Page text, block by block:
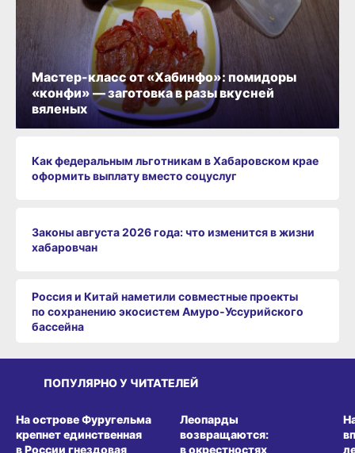
Как федеральным льготникам в Хабаровском крае
оформить выплату вместо соцуслуг
Законы августа 2026 года: что изменится в жизни
хабаровчан
Россия и Китай наметили совместные проекты
по сохранению экосистем Амуро‑Уссурийского
бассейна
Мастер-класс от «Хабинфо»: помидоры
«конфи» — заготовка в разы вкусней
вяленых
ПОПУЛЯРНО У ЧИТАТЕЛЕЙ
На острове Фуругельма
крепнет единственная
в России гнездовая
Леопарды
возвращаются:
в окрестностях